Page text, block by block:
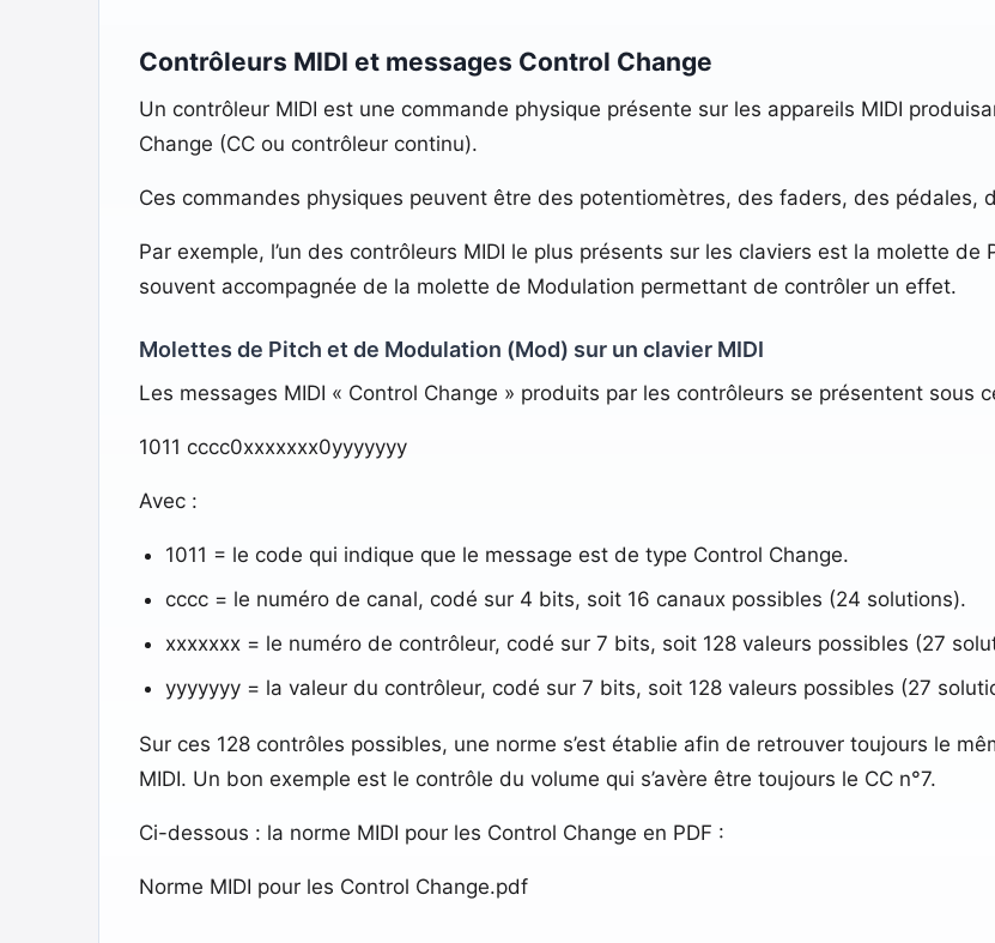
Contrôleurs MIDI et messages Control Change
Un contrôleur MIDI est une commande physique présente sur les appareils MIDI
Change (CC ou contrôleur continu).
Ces commandes physiques peuvent être des potentiomètres, des faders, des
Par exemple, l’un des contrôleurs MIDI le plus présents sur les claviers est la molette
souvent accompagnée de la molette de Modulation permettant de contrôler un effet.
Molettes de Pitch et de Modulation (Mod) sur un clavier MIDI
Les messages MIDI « Control Change » produits par les contrôleurs se présentent sous
1011 cccc0xxxxxxx0yyyyyyy
Avec :
1011 = le code qui indique que le message est de type Control Change.
cccc = le numéro de canal, codé sur 4 bits, soit 16 canaux possibles (24 solutions).
xxxxxxx = le numéro de contrôleur, codé sur 7 bits, soit 128 valeurs possibles (27
yyyyyyy = la valeur du contrôleur, codé sur 7 bits, soit 128 valeurs possibles (27
Sur ces 128 contrôles possibles, une norme s’est établie afin de retrouver toujours le
MIDI. Un bon exemple est le contrôle du volume qui s’avère être toujours le CC n°7.
Ci-dessous : la norme MIDI pour les Control Change en PDF :
Norme MIDI pour les Control Change.pdf